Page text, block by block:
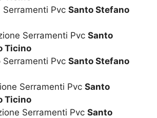
Serramenti Pvc Santo Stefano
Serramenti Pvc Santo
Ticino
Serramenti Pvc Santo Stefano
Serramenti Pvc Santo
Ticino
Serramenti Pvc Santo